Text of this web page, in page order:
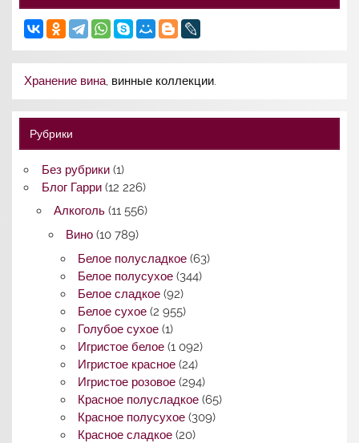
Хранение вина, винные коллекции.
Рубрики
Без рубрики(1)
Блог Гарри(12 226)
Алкоголь(11 556)
Вино(10 789)
Белое полусладкое (63)
Белое полусухое (344)
Белое сладкое (92)
Белое сухое (2 955)
Голубое сухое (1)
Игристое белое (1 092)
Игристое красное (24)
Игристое розовое (294)
Красное полусладкое (65)
Красное полусухое (309)
Красное сладкое (20)